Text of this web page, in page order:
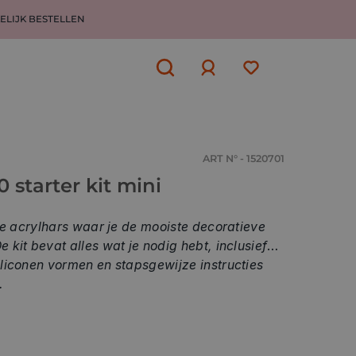
BESTELLEN
ART N° - 1520701
starter kit mini
acrylhars waar je de mooiste decoratieve
kit bevat alles wat je nodig hebt, inclusief
vormen en stapsgewijze instructies